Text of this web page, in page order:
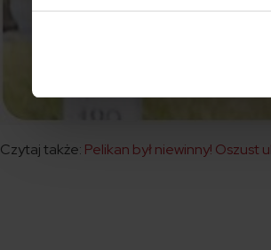
Czytaj także: Pelikan był niewinny! Oszust